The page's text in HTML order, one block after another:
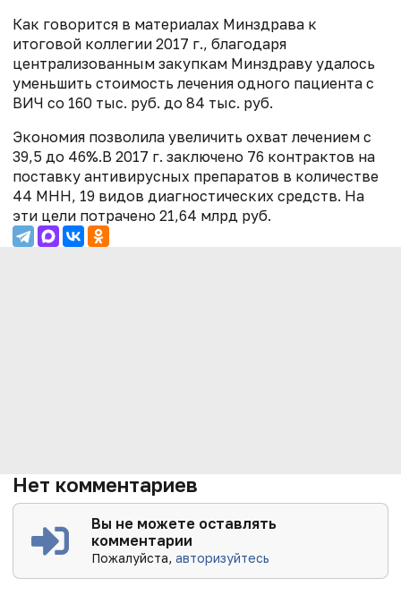
Как говорится в материалах Минздрава к
итоговой коллегии 2017 г., благодаря
централизованным закупкам Минздраву удалось
уменьшить стоимость лечения одного пациента с
ВИЧ со 160 тыс. руб. до 84 тыс. руб.
Экономия позволила увеличить охват лечением с
39,5 до 46%.В 2017 г. заключено 76 контрактов на
поставку антивирусных препаратов в количестве
44 МНН, 19 видов диагностических средств. На
эти цели потрачено 21,64 млрд руб.
Нет комментариев
Вы не можете оставлять
комментарии
Пожалуйста,авторизуйтесь